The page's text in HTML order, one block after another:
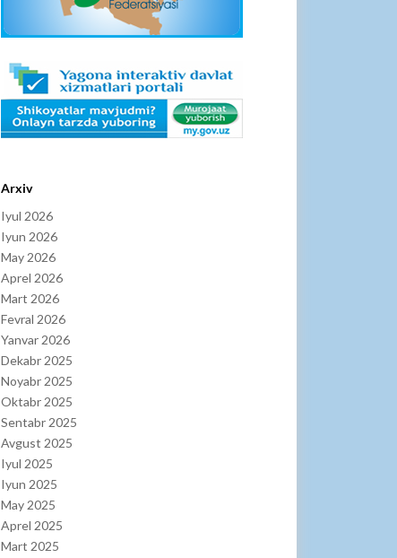
Arxiv
Iyul 2026
Iyun 2026
May 2026
Aprel 2026
Mart 2026
Fevral 2026
Yanvar 2026
Dekabr 2025
Noyabr 2025
Oktabr 2025
Sentabr 2025
Avgust 2025
Iyul 2025
Iyun 2025
May 2025
Aprel 2025
Mart 2025